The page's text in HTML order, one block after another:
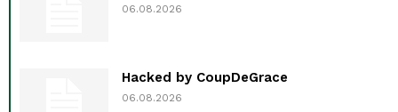
06.08.2026
Hacked by CoupDeGrace
06.08.2026